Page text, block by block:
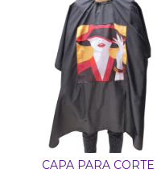
CAPA PARA CORTE